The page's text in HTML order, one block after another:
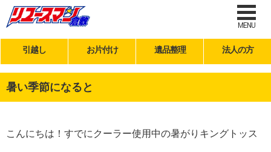
MENU
引越し お片付け 遺品整理 法人の方
暑い季節になると
こんにちは！すでにクーラー使用中の暑がりキングトッス